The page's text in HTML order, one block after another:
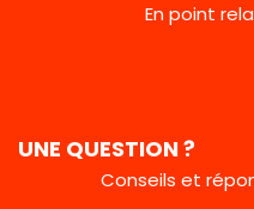
En point
UNE QUESTION ?
Conseils et